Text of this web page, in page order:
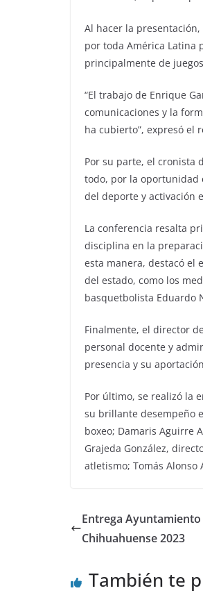
Al hacer la
por toda América
principalmente de
“El trabajo de Enrique
comunicaciones y la
ha cubierto”, expresó el
Por su parte, el cronista
todo, por la oportunidad
del deporte y activación
La conferencia resalta
disciplina en la
esta manera, destacó el
del estado, como los
basquetbolista Eduardo
Finalmente, el director
personal docente y
presencia y su
Por último, se realizó la
su brillante desempeño
boxeo; Damaris Aguirre
Grajeda González,
atletismo; Tomás
Entrega
Chihuahuense 2023
También te